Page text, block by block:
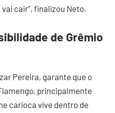
vai cair”, finalizou Neto.
de Grêmio
Pereira, garante que o
principalmente
carioca vive dentro de